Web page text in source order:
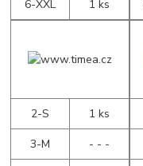
6-XXL
1 ks
2-S
1 ks
3-M
- - -